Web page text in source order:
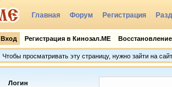
Главная Форум Регистрация
Вход Регистрация в Кинозал.МЕ
Чтобы просматривать эту страницу, нужно зайти на сайт
Логин